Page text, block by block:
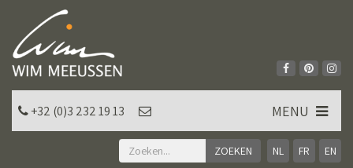
NL FR EN
+32 (0)3 232 19 13 MENU